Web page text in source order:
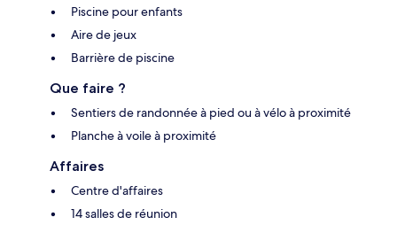
Piscine pour enfants
Aire de jeux
Barrière de piscine
Que faire ?
Sentiers de randonnée à pied ou à vélo à proximité
Planche à voile à proximité
Affaires
Centre d'affaires
14 salles de réunion